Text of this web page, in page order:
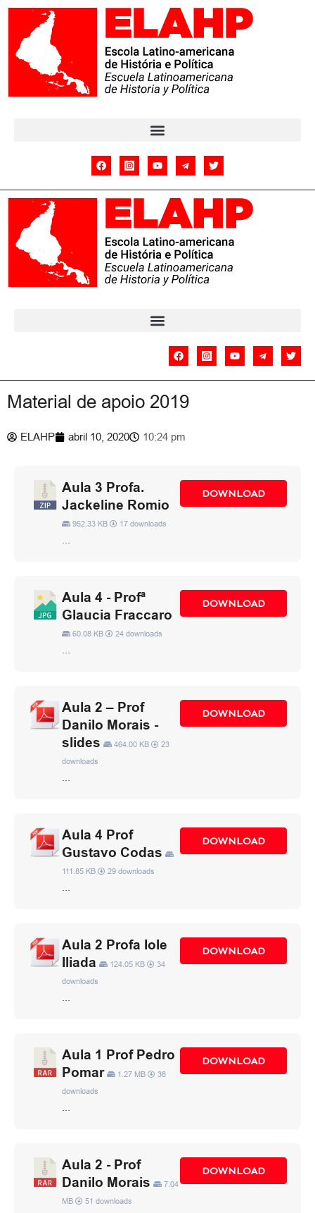
Material de apoio 2019
ELAHP abril 10, 2020 10:24 pm
Aula 3 Profa.
Jackeline Romio
952.33 KB 17 downloads
DOWNLOAD
Aula 4 - Profª
Glaucia Fraccaro
60.08 KB 24 downloads
DOWNLOAD
Aula 2 – Prof
Danilo Morais -
slides
464.00 KB
23
downloads
DOWNLOAD
Aula 4 Prof
Gustavo Codas
111.85 KB 29 downloads
DOWNLOAD
Aula 2 Profa Iole
Iliada
124.05 KB
34
downloads
DOWNLOAD
Aula 1 Prof Pedro
Pomar
1.27 MB
38
downloads
DOWNLOAD
Aula 2 - Prof
Danilo Morais
7.04
MB
51 downloads
DOWNLOAD